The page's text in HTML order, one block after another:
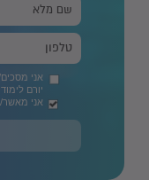
אני
יורם
אני מאשר/